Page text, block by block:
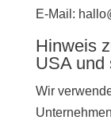
E-Mail:
Hinweis
USA und
Wir